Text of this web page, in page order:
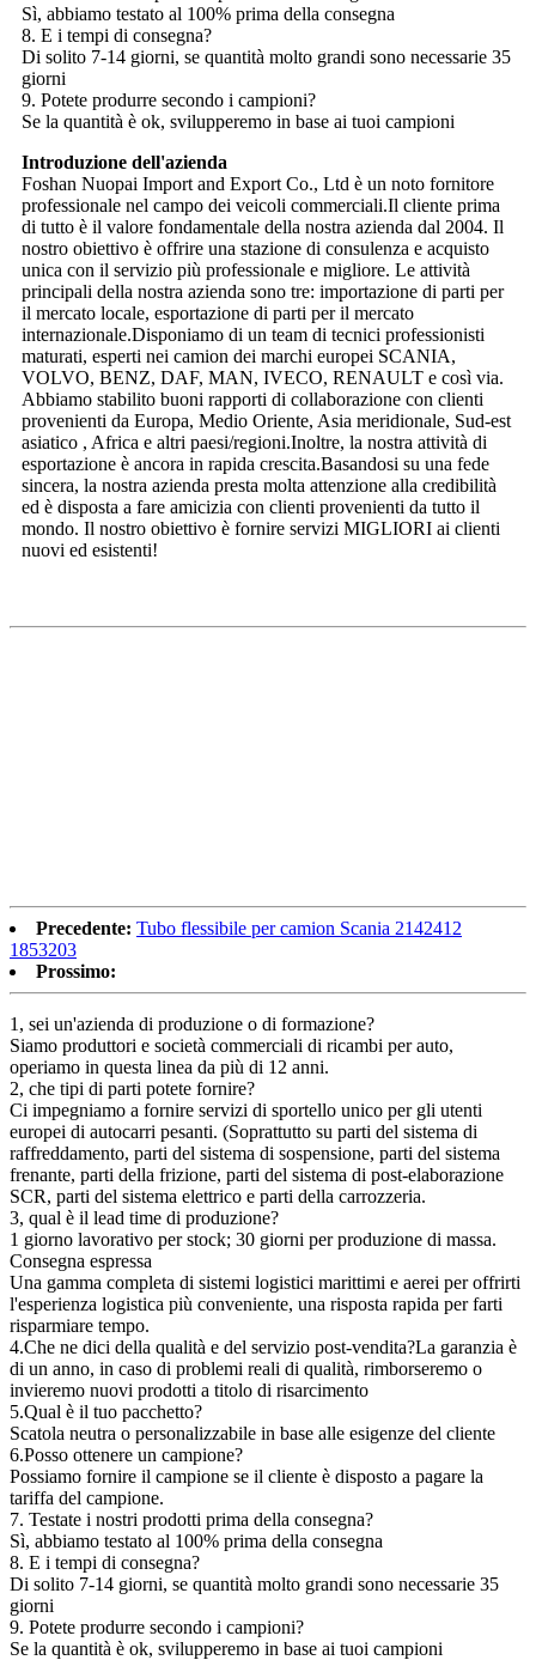
Sì, abbiamo testato al 100% prima della consegna
8. E i tempi di consegna?
Di solito 7-14 giorni, se quantità molto grandi sono necessarie 35
giorni
9. Potete produrre secondo i campioni?
Se la quantità è ok, svilupperemo in base ai tuoi campioni
Introduzione dell'azienda
Foshan Nuopai Import and Export Co., Ltd è un noto fornitore
professionale nel campo dei veicoli commerciali.Il cliente prima
di tutto è il valore fondamentale della nostra azienda dal 2004. Il
nostro obiettivo è offrire una stazione di consulenza e acquisto
unica con il servizio più professionale e migliore. Le attività
principali della nostra azienda sono tre: importazione di parti per
il mercato locale, esportazione di parti per il mercato
internazionale.Disponiamo di un team di tecnici professionisti
maturati, esperti nei camion dei marchi europei SCANIA,
VOLVO, BENZ, DAF, MAN, IVECO, RENAULT e così via.
Abbiamo stabilito buoni rapporti di collaborazione con clienti
provenienti da Europa, Medio Oriente, Asia meridionale, Sud-est
asiatico , Africa e altri paesi/regioni.Inoltre, la nostra attività di
esportazione è ancora in rapida crescita.Basandosi su una fede
sincera, la nostra azienda presta molta attenzione alla credibilità
ed è disposta a fare amicizia con clienti provenienti da tutto il
mondo. Il nostro obiettivo è fornire servizi MIGLIORI ai clienti
nuovi ed esistenti!
Precedente: Tubo flessibile per camion Scania 2142412
1853203
Prossimo:
1, sei un'azienda di produzione o di formazione?
Siamo produttori e società commerciali di ricambi per auto,
operiamo in questa linea da più di 12 anni.
2, che tipi di parti potete fornire?
Ci impegniamo a fornire servizi di sportello unico per gli utenti
europei di autocarri pesanti. (Soprattutto su parti del sistema di
raffreddamento, parti del sistema di sospensione, parti del sistema
frenante, parti della frizione, parti del sistema di post-elaborazione
SCR, parti del sistema elettrico e parti della carrozzeria.
3, qual è il lead time di produzione?
1 giorno lavorativo per stock; 30 giorni per produzione di massa.
Consegna espressa
Una gamma completa di sistemi logistici marittimi e aerei per offrirti
l'esperienza logistica più conveniente, una risposta rapida per farti
risparmiare tempo.
4.Che ne dici della qualità e del servizio post-vendita?La garanzia è
di un anno, in caso di problemi reali di qualità, rimborseremo o
invieremo nuovi prodotti a titolo di risarcimento
5.Qual è il tuo pacchetto?
Scatola neutra o personalizzabile in base alle esigenze del cliente
6.Posso ottenere un campione?
Possiamo fornire il campione se il cliente è disposto a pagare la
tariffa del campione.
7. Testate i nostri prodotti prima della consegna?
Sì, abbiamo testato al 100% prima della consegna
8. E i tempi di consegna?
Di solito 7-14 giorni, se quantità molto grandi sono necessarie 35
giorni
9. Potete produrre secondo i campioni?
Se la quantità è ok, svilupperemo in base ai tuoi campioni